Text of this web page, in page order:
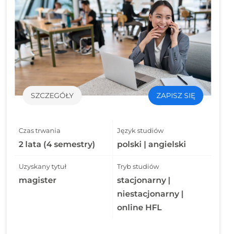
SZCZEGÓŁY ZAPISZ SIĘ
Czas trwania
2 lata (4 semestry)
Język studiów
polski | angielski
Uzyskany tytuł
magister
Tryb studiów
stacjonarny |
niestacjonarny |
online HFL